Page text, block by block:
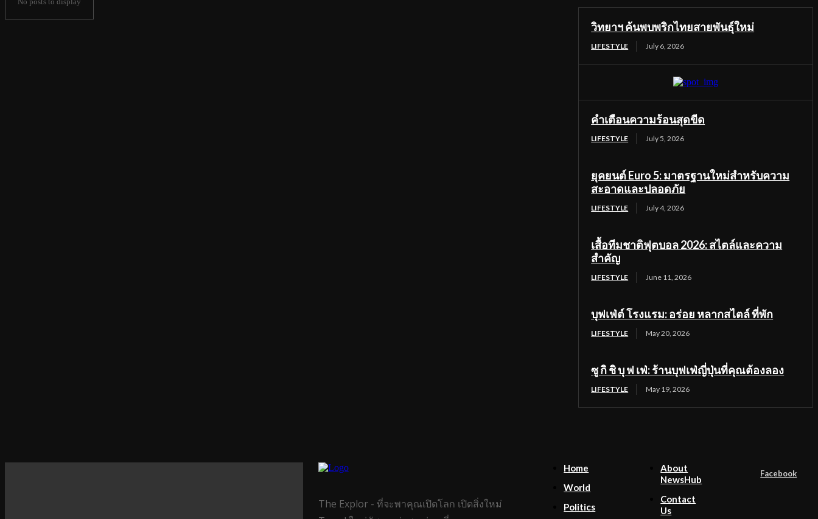
วิทยาฯ ค้นพบพริกไทยสายพันธุ์ใหม่
LIFESTYLE July 6, 2026
คำเตือนความร้อนสุดขีด
LIFESTYLE July 5, 2026
ยุคยนต์ Euro 5: มาตรฐานใหม่สำหรับความ
สะอาดและปลอดภัย
LIFESTYLE July 4, 2026
เสื้อทีมชาติฟุตบอล 2026: สไตล์และความ
สำคัญ
LIFESTYLE June 11, 2026
บุฟเฟ่ต์ โรงแรม: อร่อย หลากสไตล์ ที่พัก
LIFESTYLE May 20, 2026
ซู กิ ชิ บุ ฟ เฟ่: ร้านบุฟเฟ่ญี่ปุ่นที่คุณต้องลอง
LIFESTYLE May 19, 2026
The Explor - ที่จะพาคุณเปิดโลก เปิดสิ่งใหม่
Home
World
Politics
About
NewsHub
Contact
Us
Facebook